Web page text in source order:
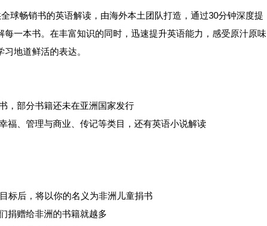
球畅销书的英语解读，由海外本土团队打造，通过30分钟深度提
每一本书。在丰富知识的同时，迅速提升英语能力，感受原汁原味
地道鲜活的表达。
，部分书籍还未在亚洲国家发行
福、管理与商业、传记等类目，还有英语小说解读
标后，将以你的名义为非洲儿童捐书
捐赠给非洲的书籍就越多